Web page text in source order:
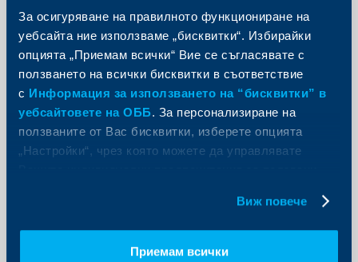
За осигуряване на правилното функциониране на
уебсайта ние използваме „бисквитки“. Избирайки
опцията „Приемам всички“ Вие се съгласявате с
ползването на всички бисквитки в съответствие
с Информация за използването на “бисквитки” в
уебсайтовете на ОББ. За персонализиране на
ползваните от Вас бисквитки, изберете опцията
„Настройки“, чрез която можете да управлявате
Виж повече
Приемам всички